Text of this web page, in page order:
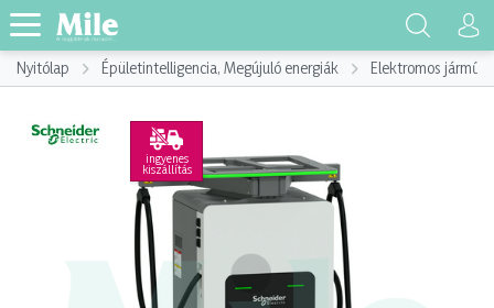
Nyitólap Épületintelligencia, Megújuló energiák Elektromos jármű,
ingyenes
kiszállítás